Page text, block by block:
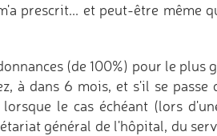
prescrit... et peut-être même
(de 100%) pour le plus
à dans 6 mois, et s'il se passe
le cas échéant (lors
général de l'hôpital, du